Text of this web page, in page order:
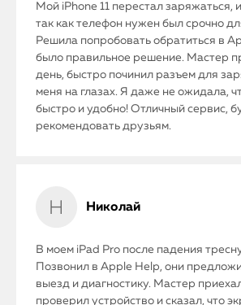
Мой iPhone 11 перестал заряжаться,
так как телефон нужен был срочно
Решила попробовать обратиться в
было правильное решение. Мастер
день, быстро починил разъем для
меня на глазах. Я даже не ожидала,
быстро и удобно! Отличный сервис,
рекомендовать друзьям.
Николай
В моем iPad Pro после падения
Позвонил в Apple Help, они
выезд и диагностику. Мастер
проверил устройство и сказал, что